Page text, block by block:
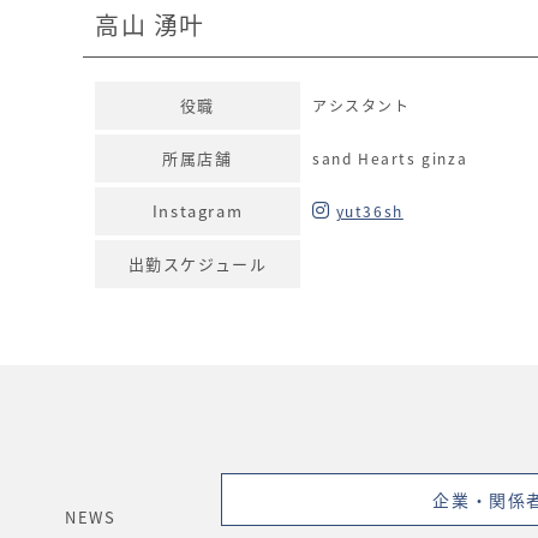
高山 湧叶
役職 アシスタント
所属店舗 sand Hearts ginza
Instagram yut36sh
出勤スケジュール
NEWS
企業・関係